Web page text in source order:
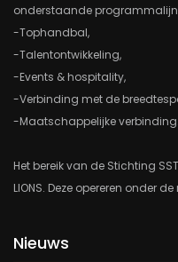
onderstaande
-Tophandbal,
-Talentontwikkeling,
-Events & hospitality,
-Verbinding met de
-Maatschappelijke verbinding.
Het bereik van de Stichting
LIONS. Deze opereren onder
Nieuws